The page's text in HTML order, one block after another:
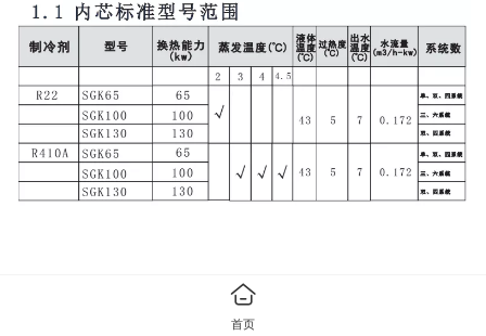
首页